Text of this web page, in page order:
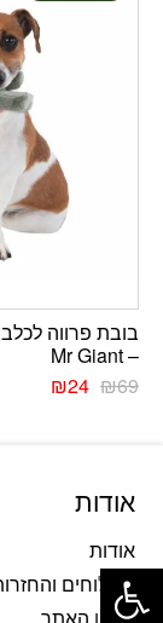
בובת פרווה
– Mr Giant
₪69
₪24
אודות
אודות
משלוחים
פתח